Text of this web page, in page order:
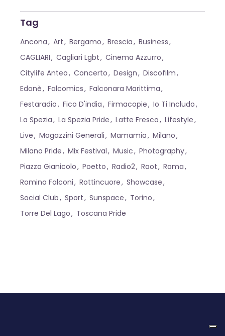
Tag
Ancona Art Bergamo Brescia
Business
CAGLIARI
Cagliari Lgbt
Cinema Azzurro
Citylife Anteo
Concerto Design
Discofilm
Edonè
Falcomics
Falconara Marittima
Festaradio
Fico D'india Firmacopie
Io Ti Includo
La Spezia
La Spezia Pride Latte Fresco
Lifestyle
Live
Magazzini Generali Mamamia
Milano
Milano Pride
Mix Festival Music
Photography
Piazza Gianicolo
Poetto Radio2 Raot
Roma
Romina Falconi
Rottincuore
Showcase
Social Club
Sport Sunspace
Torino
Torre Del Lago
Toscana Pride